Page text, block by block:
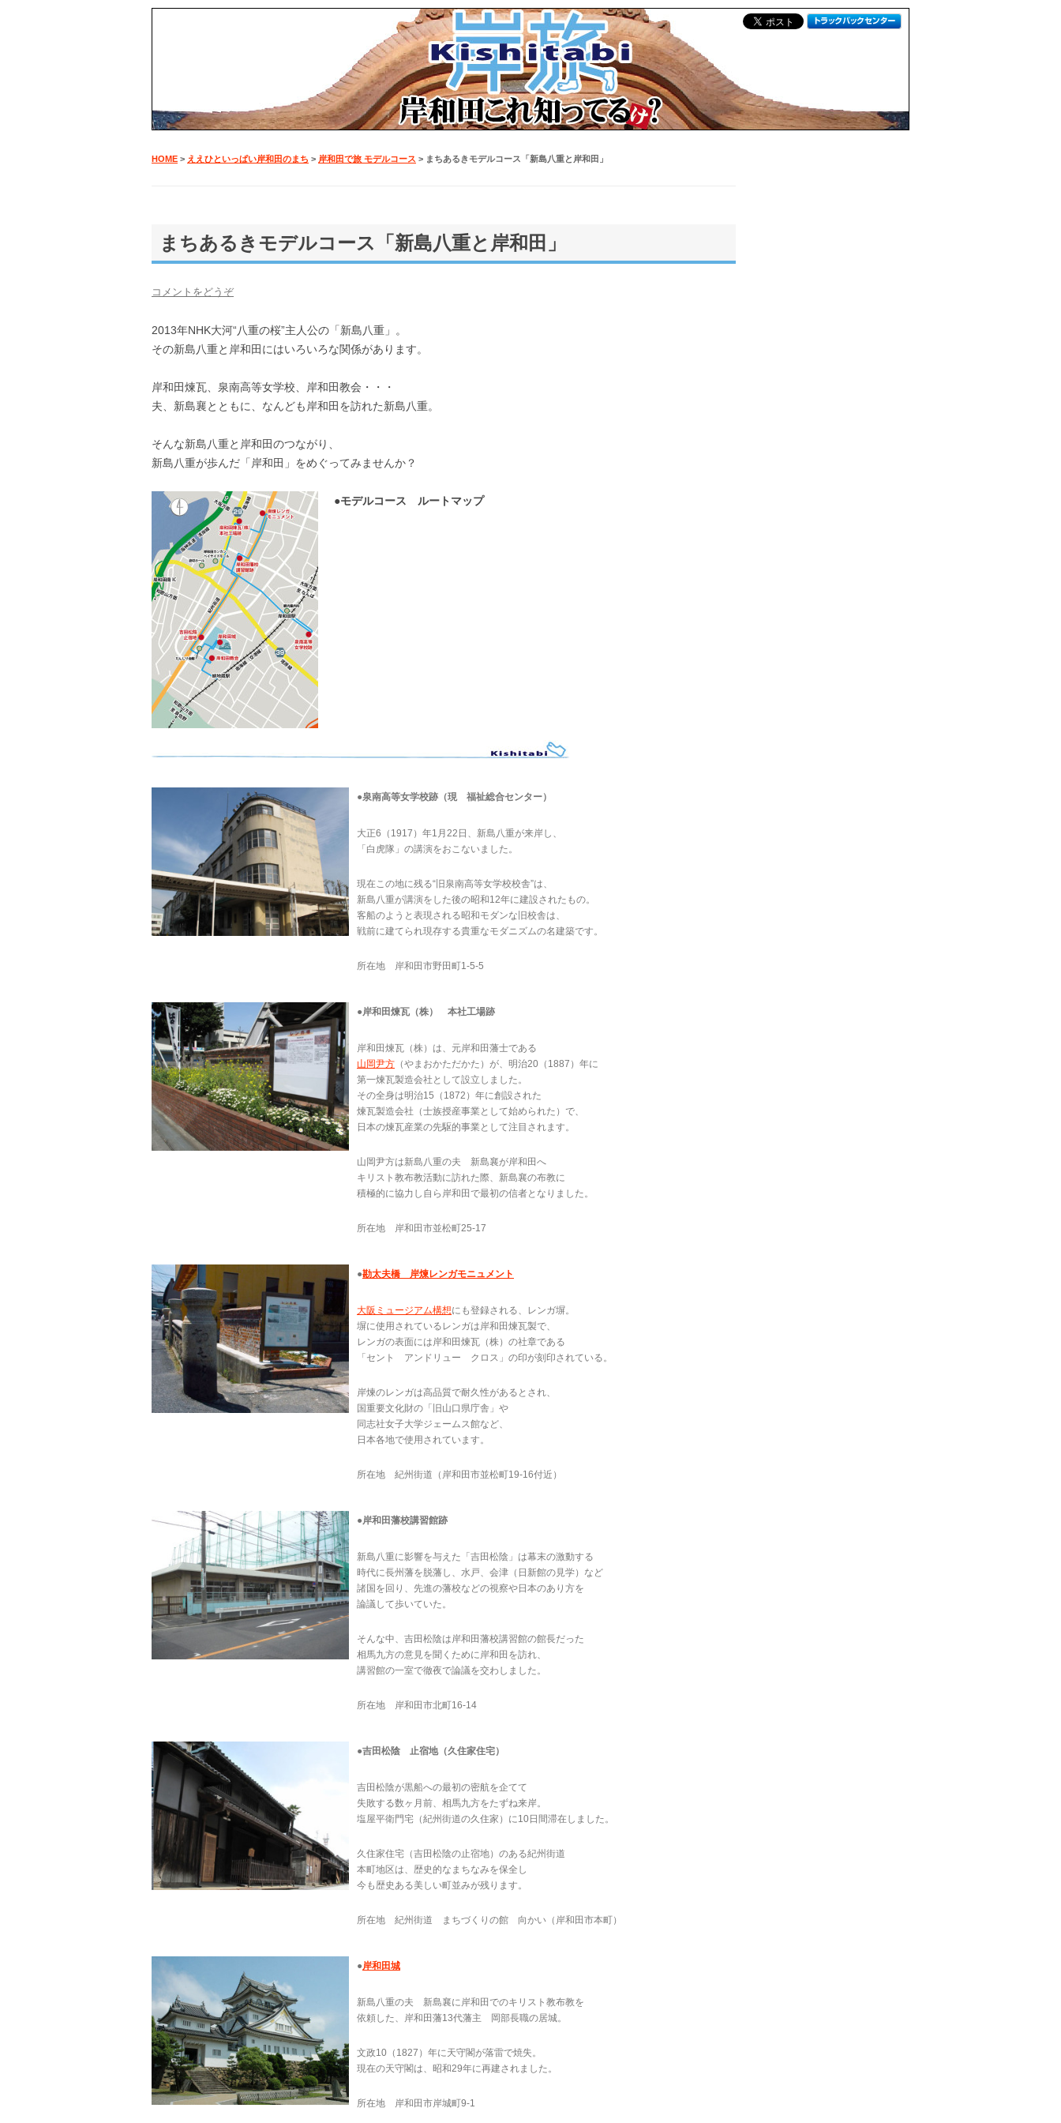
岸和田旅行のモデルコース、観光情報のことなら！岸和田商工会議所「岸たび」
HOME > ええひといっぱい岸和田のまち > 岸和田で旅 モデルコース > まちあるきモデルコース「新島八重と岸和田」
まちあるきモデルコース「新島八重と岸和田」
コメントをどうぞ
2013年NHK大河“八重の桜”主人公の「新島八重」。
その新島八重と岸和田にはいろいろな関係があります。
岸和田煉瓦、泉南高等女学校、岸和田教会・・・
夫、新島襄とともに、なんども岸和田を訪れた新島八重。
そんな新島八重と岸和田のつながり、
新島八重が歩んだ「岸和田」をめぐってみませんか？
●モデルコース ルートマップ
●泉南高等女学校跡（現 福祉総合センター）
大正6（1917）年1月22日、新島八重が来岸し、
「白虎隊」の講演をおこないました。
現在この地に残る“旧泉南高等女学校校舎”は、
新島八重が講演をした後の昭和12年に建設されたもの。
客船のようと表現される昭和モダンな旧校舎は、
戦前に建てられ現存する貴重なモダニズムの名建築です。
所在地 岸和田市野田町1-5-5
●岸和田煉瓦（株） 本社工場跡
岸和田煉瓦（株）は、元岸和田藩士である
山岡尹方 （やまおかただかた）が、明治20（1887）年に
第一煉瓦製造会社として設立しました。
その全身は明治15（1872）年に創設された
煉瓦製造会社（士族授産事業として始められた）で、
日本の煉瓦産業の先駆的事業として注目されます。
山岡尹方は新島八重の夫 新島襄が岸和田へ
キリスト教布教活動に訪れた際、新島襄の布教に
積極的に協力し自ら岸和田で最初の信者となりました。
所在地 岸和田市並松町25-17
●勘太夫橋 岸煉レンガモニュメント
大阪ミュージアム構想にも登録される、レンガ塀。
塀に使用されているレンガは岸和田煉瓦製で、
レンガの表面には岸和田煉瓦（株）の社章である
「セント アンドリュー クロス」の印が刻印されている。
岸煉のレンガは高品質で耐久性があるとされ、
国重要文化財の「旧山口県庁舎」や
同志社女子大学ジェームス館など、
日本各地で使用されています。
所在地 紀州街道（岸和田市並松町19-16付近）
●岸和田藩校講習館跡
新島八重に影響を与えた「吉田松陰」は幕末の激動する
時代に長州藩を脱藩し、水戸、会津（日新館の見学）など
諸国を回り、先進の藩校などの視察や日本のあり方を
論議して歩いていた。
そんな中、吉田松陰は岸和田藩校講習館の館長だった
相馬九方の意見を聞くために岸和田を訪れ、
講習館の一室で徹夜で論議を交わしました。
所在地 岸和田市北町16-14
●吉田松陰 止宿地（久住家住宅）
吉田松陰が黒船への最初の密航を企てて
失敗する数ヶ月前、相馬九方をたずね来岸。
塩屋平衛門宅（紀州街道の久住家）に10日間滞在しました。
久住家住宅（吉田松陰の止宿地）のある紀州街道
本町地区は、歴史的なまちなみを保全し
今も歴史ある美しい町並みが残ります。
所在地 紀州街道 まちづくりの館 向かい（岸和田市本町）
●岸和田城
新島八重の夫 新島襄に岸和田でのキリスト教布教を
依頼した、岸和田藩13代藩主 岡部長職の居城。
文政10（1827）年に天守閣が落雷で焼失。
現在の天守閣は、昭和29年に再建されました。
所在地 岸和田市岸城町9-1